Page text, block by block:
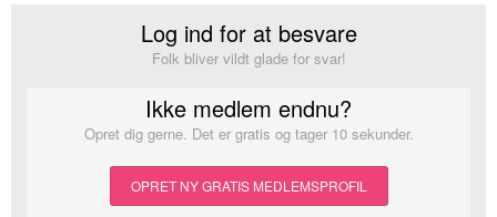
Log ind for at besvare
Folk bliver vildt glade for svar!
Ikke medlem endnu?
Opret dig gerne. Det er gratis og tager 10 sekunder.
OPRET NY GRATIS MEDLEMSPROFIL